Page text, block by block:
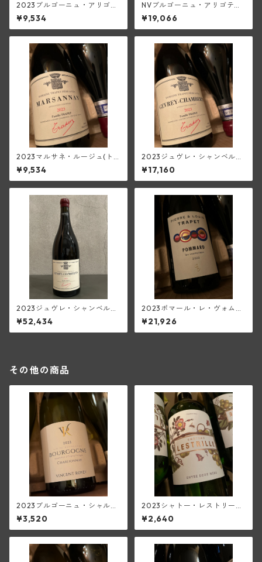
2023ブルゴーニュ・アリゴ
テ・スー・シャトレ(ピエー
ル・エ・ルイ・トラペ)
¥9,534
NVブルゴーニュ・アリゴテ・
スー・シャトレ・パスリエ【3
75ml／白甘口】(ピエール・
エ・ルイ・トラペ)
¥19,066
2023マルサネ・ルージュ(ト
ラペ)
¥9,534
2023ジュヴレ・シャンベルタ
ン(トラペ)
¥17,160
2023ジュヴレ・シャンベルタ
ン・オストレア(トラペ)【150
0ml/マグナム】
¥52,434
2023ポマール・レ・ヴォムリ
ヤン(ピエール・エ・ルイ・ト
ラペ)
¥21,926
その他の商品
2023ブルゴーニュ・シャルド
ネ(ロワイエ)
¥3,520
2023シャトー・レストリー
ユ・ブラン(アントル・ドゥ
ー・メール)
¥2,640